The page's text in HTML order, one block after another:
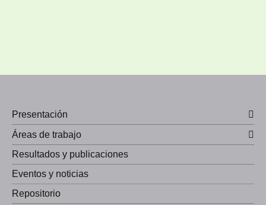
Presentación
Áreas de trabajo
Resultados y publicaciones
Eventos y noticias
Repositorio